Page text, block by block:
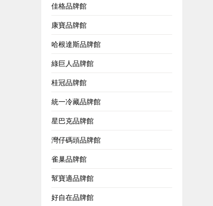
佳格品牌館
康寶品牌館
哈根達斯品牌館
綠巨人品牌館
桂冠品牌館
統一冷藏品牌館
星巴克品牌館
灣仔碼頭品牌館
雀巢品牌館
幫寶適品牌館
好自在品牌館